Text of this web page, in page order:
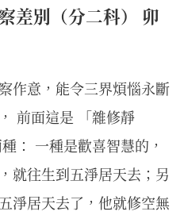
差別（分二科） 卯
作意，能令三界煩惱永斷
前面這是 「雜修靜
： 一種是歡喜智慧的，
就往生到五淨居天去；另
淨居天去了，他就修空無